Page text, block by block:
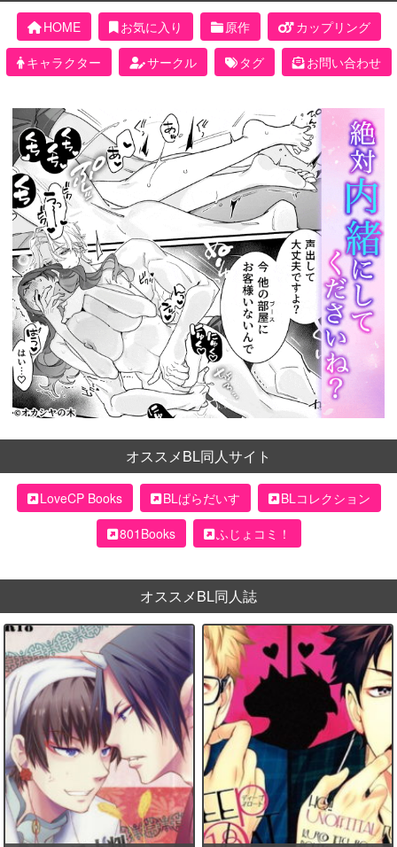
HOME お気に入り 原作
カップリング
キャラクター
サークル タグ お問い合わせ
オススメBL同人サイト
LoveCP Books BLぱらだいす
BLコレクション
801Books
ふじょコミ！
オススメBL同人誌